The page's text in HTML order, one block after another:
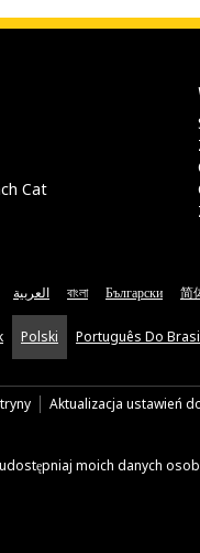
Cat
العربية বাংলা Български 简
Polski Português Do
Aktualizacja ustawień
moich danych